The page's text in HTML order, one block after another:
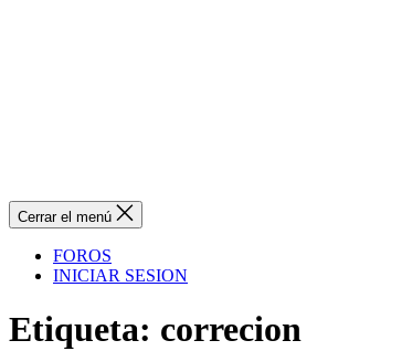
Cerrar el menú
FOROS
INICIAR SESION
Etiqueta: correcion